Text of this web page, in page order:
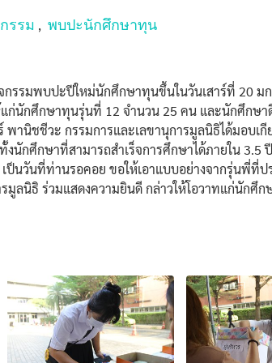
รรม , พบปะนักศึกษาทุน
กรรมพบปะปีใหม่นักศึกษาทุนขึ้นในวันเสาร์ที่ 20
ก่นักศึกษาทุนรุ่นที่ 12 จำนวน 25 คน และนักศึกษ
นิชชีวะ กรรมการและเลขานุการมูลนิธิได้มอบเ
กศึกษาที่สามารถสำเร็จการศึกษาได้ภายใน 3.5
นวันที่ท่านรอคอย ขอให้เอาแบบอย่างจากรุ่นพี่ที่ป
รมูลนิธิ ร่วมแสดงความยินดี กล่าวให้โอวาทแก่นั